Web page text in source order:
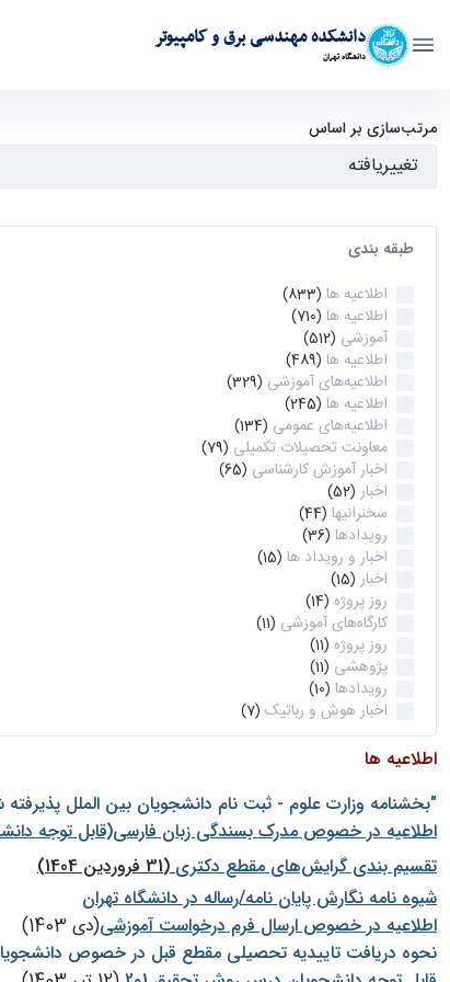
دانشکده مهندسی برق و کامپیوتر
دانشگاه تهران
آرشیو اطلاعیه ها - ece- دانشکده مهندسی برق و کامپیوتر
مرتب‌سازی بر اساس
طبقه بندی
اطلاعیه ها (833)
اطلاعیه ها (710)
آموزشی (512)
اطلاعیه ها (489)
اطلاعیه‌های‌ آموزشی (329)
اطلاعیه ها (245)
اطلاعیه‌های عمومی (134)
معاونت تحصیلات تکمیلی (79)
اخبار آموزش کارشناسی (65)
اخبار (52)
سخنرانیها (44)
رویدادها (36)
اخبار و رویداد ها (15)
اخبار (15)
روز پروژه (14)
کارگاه‌های آموزشی (11)
روز پروژه (11)
پژوهشی (11)
رویدادها (10)
اخبار هوش و رباتیک (7)
اطلاعیه ها
"بخشنامه وزارت علوم - ثبت نام دانشجويان بين الملل
اطلاعیه در خصوص مدرک بسندگی زبان فارسی(قابل توجه
تقسیم بندی گرایش‌های مقطع دکتری(31 فروردین 1404)
شيوه نامه نگارش پايان نامه/رساله در دانشگاه تهران
اطلاعیه در خصوص ارسال فرم درخواست آموزشی(دی 1403)
نحوه دریافت تاییدیه تحصیلی مقطع قبل در خصوص